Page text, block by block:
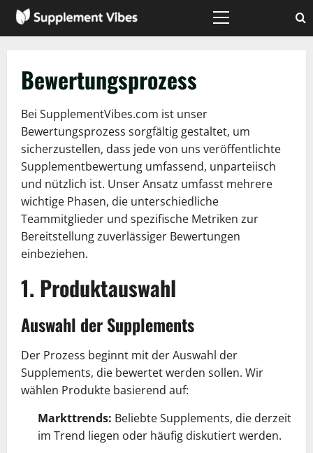
Zum
Inhalt
Hauptmenü
Bewertungsprozess
Bei SupplementVibes.com ist unser
Bewertungsprozess sorgfältig gestaltet, um
sicherzustellen, dass jede von uns veröffentlichte
Supplementbewertung umfassend, unparteiisch
und nützlich ist. Unser Ansatz umfasst mehrere
wichtige Phasen, die unterschiedliche
Teammitglieder und spezifische Metriken zur
Bereitstellung zuverlässiger Bewertungen
einbeziehen.
1. Produktauswahl
Auswahl der Supplements
Der Prozess beginnt mit der Auswahl der
Supplements, die bewertet werden sollen. Wir
wählen Produkte basierend auf:
Markttrends: Beliebte Supplements, die derzeit
im Trend liegen oder häufig diskutiert werden.